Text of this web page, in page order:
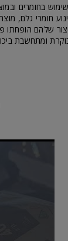
בחומרים
חומרי גלם,
שלהם הופחתו
ומתחשבת